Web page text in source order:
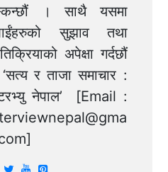
। साथै यसमा
सुझाव तथा
अपेक्षा गर्दछौं
र ताजा समाचार :
नेपाल’ [Email :
]